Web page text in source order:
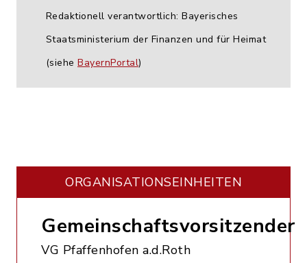
Redaktionell verantwortlich: Bayerisches
Staatsministerium der Finanzen und für Heimat
(siehe BayernPortal)
ORGANISATIONS­EINHEITEN
Gemeinschaftsvorsitzender
VG Pfaffenhofen a.d.Roth